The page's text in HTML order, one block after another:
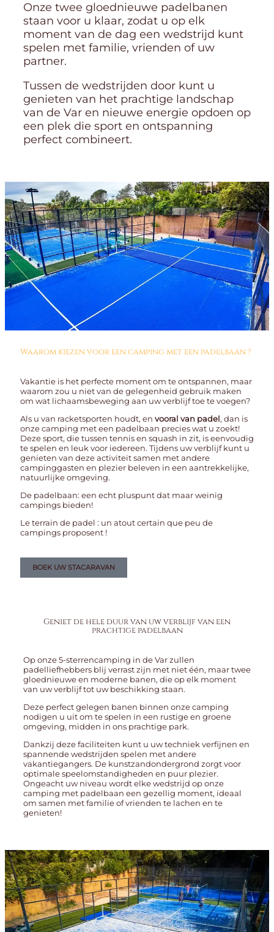
Onze twee gloednieuwe padelbanen
staan voor u klaar, zodat u op elk
moment van de dag een wedstrijd kunt
spelen met familie, vrienden of uw
partner.
Tussen de wedstrijden door kunt u
genieten van het prachtige landschap
van de Var en nieuwe energie opdoen op
een plek die sport en ontspanning
perfect combineert.
Waarom kiezen voor een camping met een padelbaan ?
Vakantie is het perfecte moment om te ontspannen, maar
waarom zou u niet van de gelegenheid gebruik maken
om wat lichaamsbeweging aan uw verblijf toe te voegen?
Als u van racketsporten houdt, en vooral van padel, dan is
onze camping met een padelbaan precies wat u zoekt!
Deze sport, die tussen tennis en squash in zit, is eenvoudig
te spelen en leuk voor iedereen. Tijdens uw verblijf kunt u
genieten van deze activiteit samen met andere
campinggasten en plezier beleven in een aantrekkelijke,
natuurlijke omgeving.
De padelbaan: een echt pluspunt dat maar weinig
campings bieden!
Le terrain de padel : un atout certain que peu de
campings proposent !
BOEK UW STACARAVAN
Geniet de hele duur van uw verblijf van een
prachtige padelbaan
Oponze 5-sterrencamping in de Var zullen
padelliefhebbers blij verrast zijn met niet één, maar twee
gloednieuwe en moderne banen, die op elk moment
van uw verblijf tot uw beschikking staan.
Deze perfect gelegen banen binnen onze camping
nodigen u uit om te spelen in een rustige en groene
omgeving, midden in ons prachtige park.
Dankzij deze faciliteiten kunt u uw techniek verfijnen en
spannende wedstrijden spelen met andere
vakantiegangers. De kunstzandondergrond zorgt voor
optimale speelomstandigheden en puur plezier.
Ongeacht uw niveau wordt elke wedstrijd op onze
camping met padelbaan een gezellig moment, ideaal
om samen met familie of vrienden te lachen en te
genieten!